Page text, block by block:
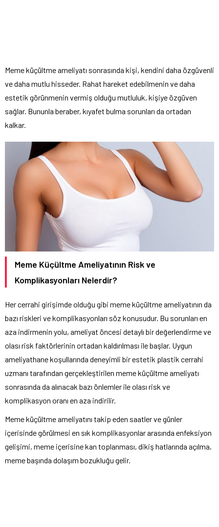
Meme küçültme ameliyatı sonrasında kişi, kendini daha özgüvenli
ve daha mutlu hisseder. Rahat hareket edebilmenin ve daha
estetik görünmenin vermiş olduğu mutluluk, kişiye özgüven
sağlar. Bununla beraber, kıyafet bulma sorunları da ortadan
kalkar.
Meme Küçültme Ameliyatının Risk ve
Komplikasyonları Nelerdir?
Her cerrahi girişimde olduğu gibi meme küçültme ameliyatının da
bazı riskleri ve komplikasyonları söz konusudur. Bu sorunları en
aza indirmenin yolu, ameliyat öncesi detaylı bir değerlendirme ve
olası risk faktörlerinin ortadan kaldırılması ile başlar. Uygun
ameliyathane koşullarında deneyimli bir estetik plastik cerrahi
uzmanı tarafından gerçekleştirilen meme küçültme ameliyatı
sonrasında da alınacak bazı önlemler ile olası risk ve
komplikasyon oranı en aza indirilir.
Meme küçültme ameliyatını takip eden saatler ve günler
içerisinde görülmesi en sık komplikasyonlar arasında enfeksiyon
gelişimi, meme içerisine kan toplanması, dikiş hatlarında açılma,
meme başında dolaşım bozukluğu gelir.